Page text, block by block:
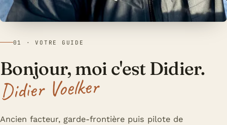
01 · VOTRE GUIDE
Bonjour, moi c'est Didier.
Voelker
Ancien facteur, garde-frontière puis pilote de